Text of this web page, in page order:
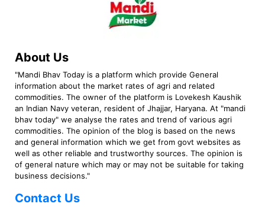
About Us
"Mandi Bhav Today is a platform which provide General
information about the market rates of agri and related
commodities. The owner of the platform is Lovekesh Kaushik
an Indian Navy veteran, resident of Jhajjar, Haryana. At "mandi
bhav today" we analyse the rates and trend of various agri
commodities. The opinion of the blog is based on the news
and general information which we get from govt websites as
well as other reliable and trustworthy sources. The opinion is
of general nature which may or may not be suitable for taking
business decisions."
Contact Us